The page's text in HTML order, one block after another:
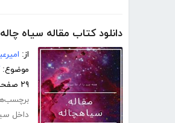
دانلود کتاب مقاله سیاه چاله
از:
موضوع:
۲۹ صفحه
داخل